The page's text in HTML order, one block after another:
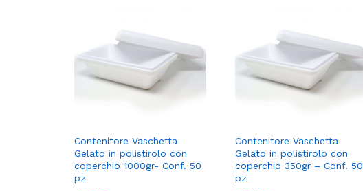
Contenitore Vaschetta
Gelato in polistirolo con
coperchio 1000gr- Conf. 50
pz
Contenitore Vaschetta
Gelato in polistirolo con
coperchio 350gr – Conf. 50
pz